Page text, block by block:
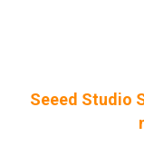
Seeed Studio